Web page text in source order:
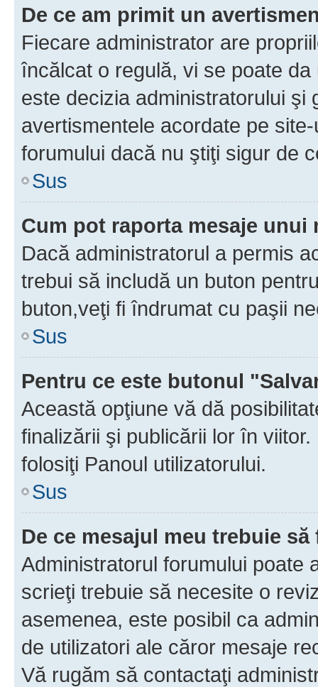
De ce am primit un
Fiecare administrator are
încălcat o regulă, vi se poate
este decizia administratorului şi
avertismentele acordate pe
forumului dacă nu ştiţi sigur de
Sus
Cum pot raporta mesaje unui
Dacă administratorul a permis
trebui să includă un buton
buton,veţi fi îndrumat cu paşii
Sus
Pentru ce este butonul
Această opţiune vă dă
finalizării şi publicării lor în
folosiţi Panoul utilizatorului.
Sus
De ce mesajul meu trebuie
Administratorul forumului poate
scrieţi trebuie să necesite o
asemenea, este posibil ca
de utilizatori ale căror mesaje
Vă rugăm să contactaţi